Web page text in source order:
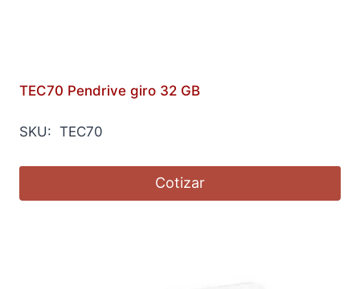
TEC70 Pendrive giro 32 GB
SKU: TEC70
Cotizar